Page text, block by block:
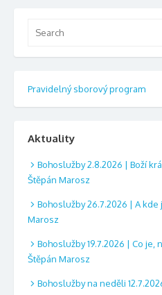
Pravidelný sborový program
Aktuality
Bohoslužby 2.8.2026 | Boží
Štěpán Marosz
Bohoslužby 26.7.2026 | A
Marosz
Bohoslužby 19.7.2026 | Co
Štěpán Marosz
Bohoslužby na neděli